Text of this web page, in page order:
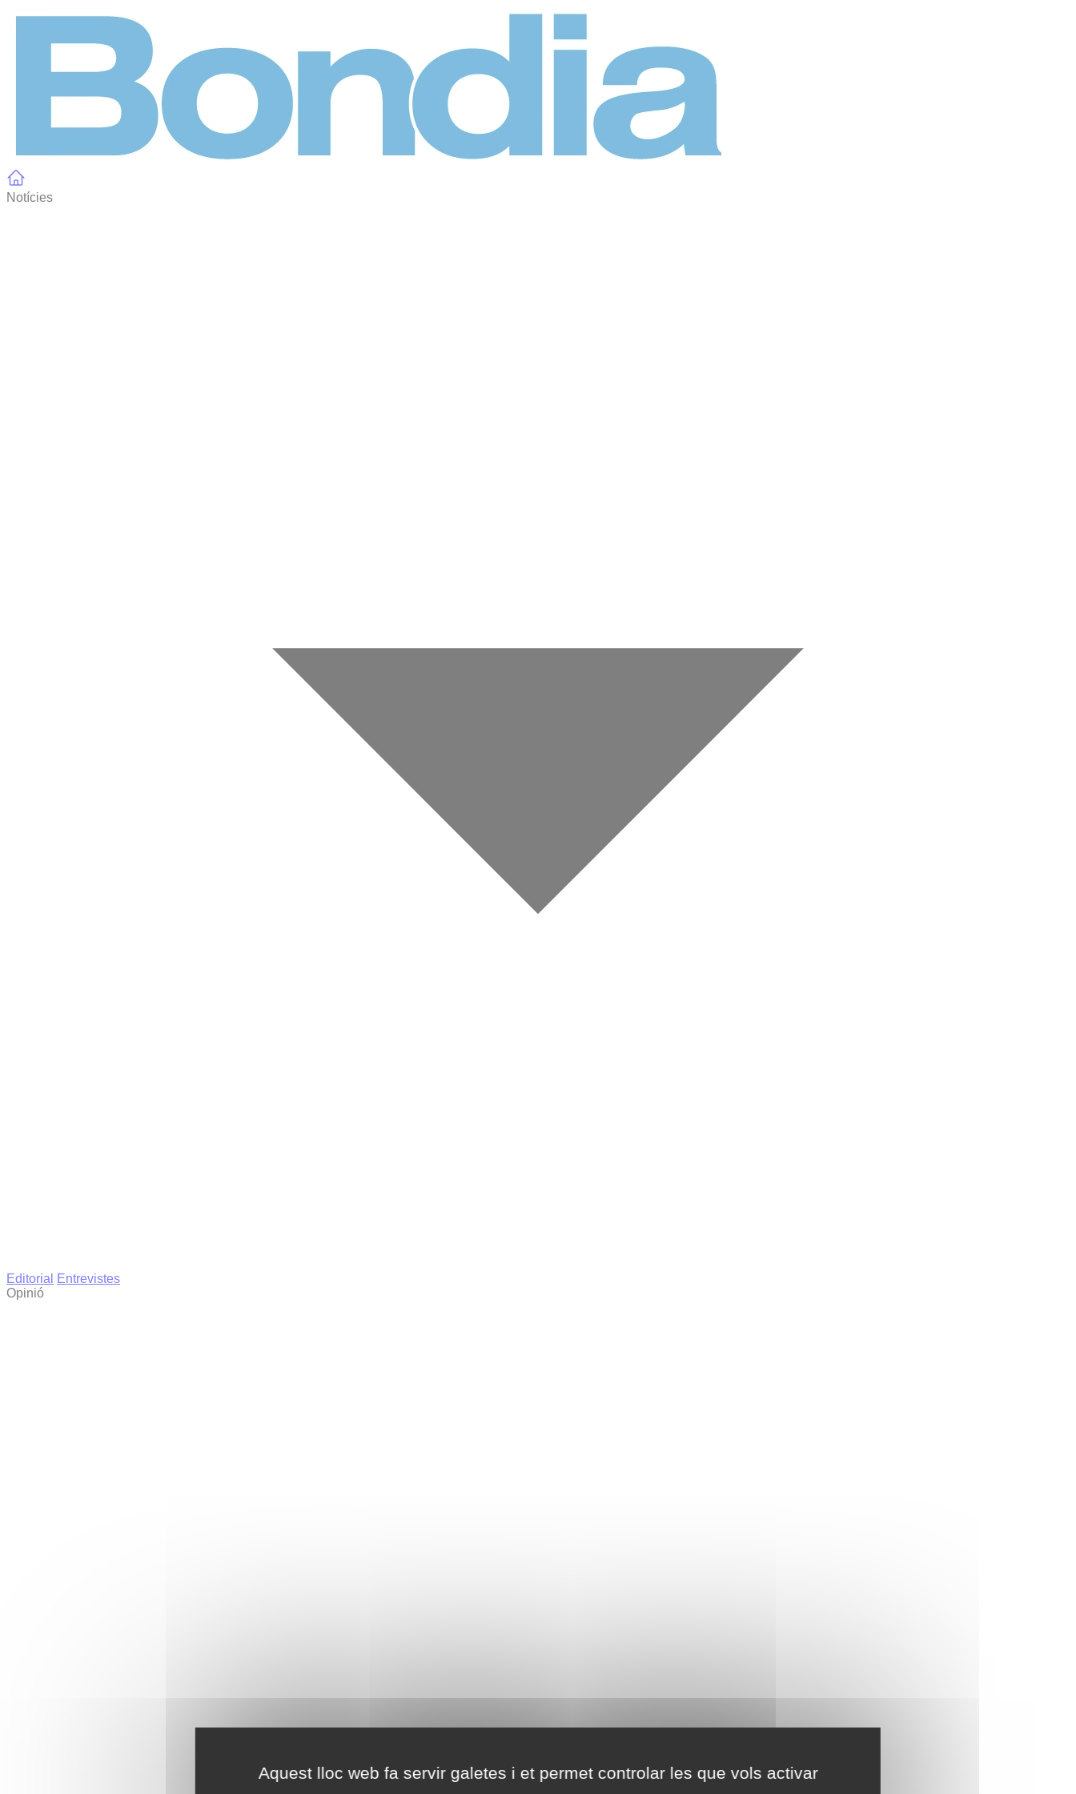
Aquest lloc web fa servir galetes i et permet controlar les que vols activar
Notícies
Editorial
Entrevistes
Opinió